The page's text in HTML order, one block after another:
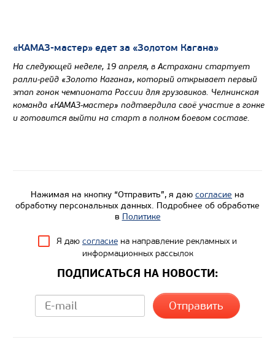
«КАМАЗ-мастер» едет за «Золотом Кагана»
На следующей неделе, 19 апреля, в Астрахани стартует
ралли-рейд «Золото Кагана», который открывает первый
этап гонок чемпионата России для грузовиков. Челнинская
команда «КАМАЗ-мастер» подтвердила своё участие в гонке
и готовится выйти на старт в полном боевом составе.
Нажимая на кнопку “Отправить”, я даю согласие на
обработку персональных данных. Подробнее об обработке
в Политике
Я даю согласие на направление рекламных и
информационных рассылок
ПОДПИСАТЬСЯ НА НОВОСТИ: